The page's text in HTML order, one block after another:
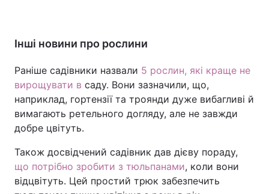
Інші новини про рослини
Раніше садівники назвали 5 рослин, які краще не
вирощувати в саду. Вони зазначили, що,
наприклад, гортензії та троянди дуже вибагливі й
вимагають ретельного догляду, але не завжди
добре цвітуть.
Також досвідчений садівник дав дієву пораду,
що потрібно зробити з тюльпанами, коли вони
відцвітуть. Цей простий трюк забезпечить